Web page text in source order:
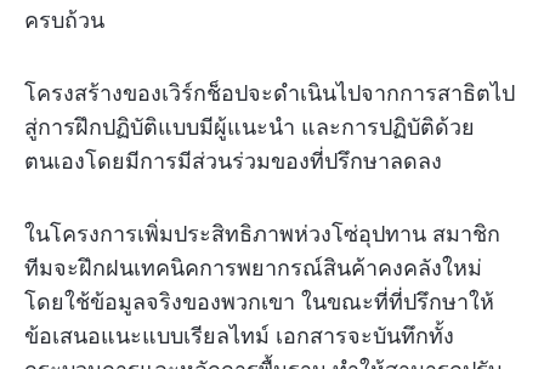
ครบถ้วน
โครงสร้างของเวิร์กช็อปจะดำเนินไปจากการสาธิตไป
สู่การฝึกปฏิบัติแบบมีผู้แนะนำ และการปฏิบัติด้วย
ตนเองโดยมีการมีส่วนร่วมของที่ปรึกษาลดลง
ในโครงการเพิ่มประสิทธิภาพห่วงโซ่อุปทาน สมาชิก
ทีมจะฝึกฝนเทคนิคการพยากรณ์สินค้าคงคลังใหม่
โดยใช้ข้อมูลจริงของพวกเขา ในขณะที่ที่ปรึกษาให้
ข้อเสนอแนะแบบเรียลไทม์ เอกสารจะบันทึกทั้ง